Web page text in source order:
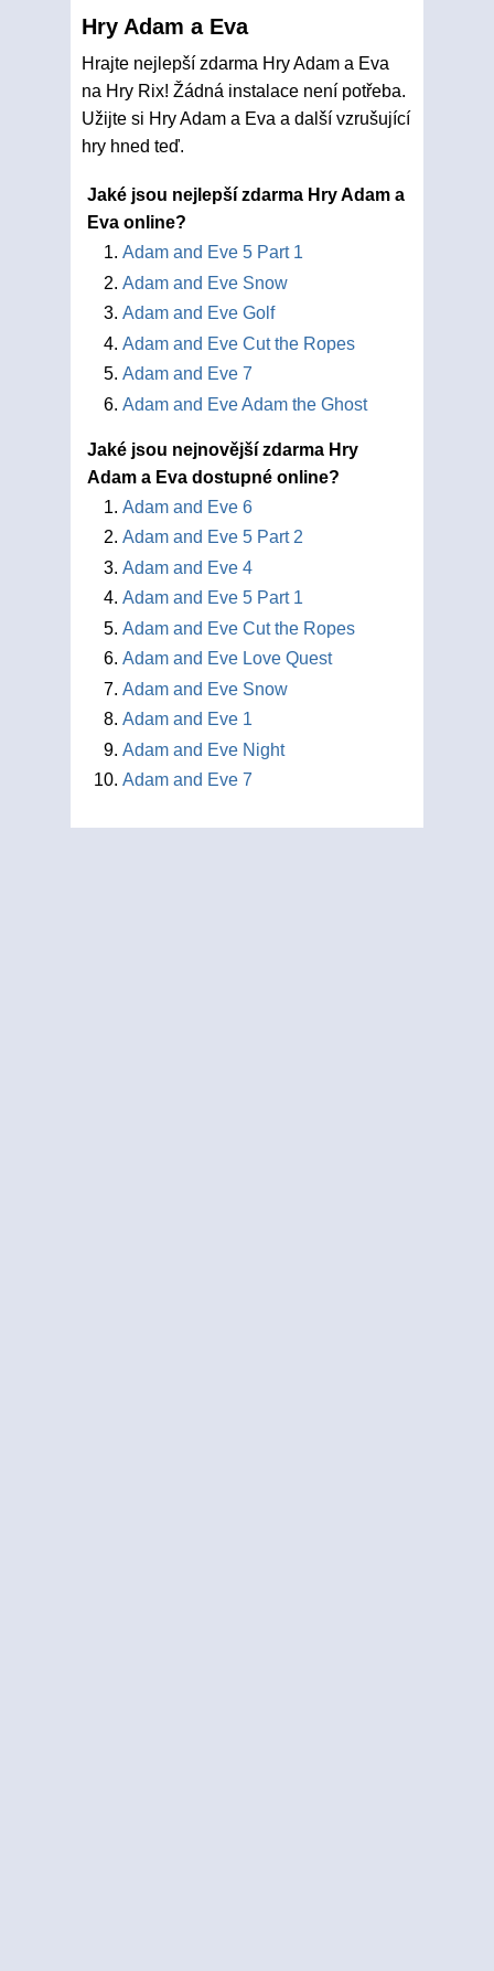
Hry Adam a Eva
Hrajte nejlepší zdarma Hry Adam a Eva
na Hry Rix! Žádná instalace není potřeba.
Užijte si Hry Adam a Eva a další vzrušující
hry hned teď.
Jaké jsou nejlepší zdarma Hry Adam a
Eva online?
Adam and Eve 5 Part 1
Adam and Eve Snow
Adam and Eve Golf
Adam and Eve Cut the Ropes
Adam and Eve 7
Adam and Eve Adam the Ghost
Jaké jsou nejnovější zdarma Hry
Adam a Eva dostupné online?
Adam and Eve 6
Adam and Eve 5 Part 2
Adam and Eve 4
Adam and Eve 5 Part 1
Adam and Eve Cut the Ropes
Adam and Eve Love Quest
Adam and Eve Snow
Adam and Eve 1
Adam and Eve Night
Adam and Eve 7